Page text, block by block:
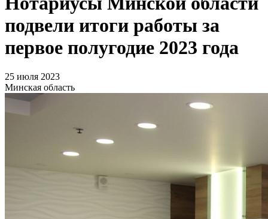
подвели итоги работы за
первое полугодие 2023 года
25 июля 2023
Минская область